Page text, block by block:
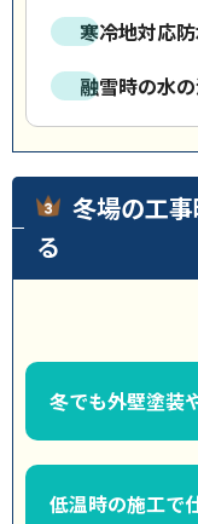
寒冷地対応
融雪時の水
冬場の工
る
冬でも外壁塗装
低温時の施工で